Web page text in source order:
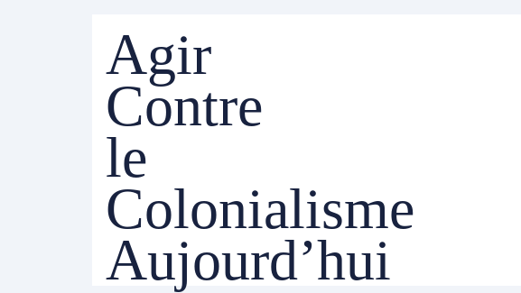
Agir
Contre
le
Colonialisme
Aujourd’hui